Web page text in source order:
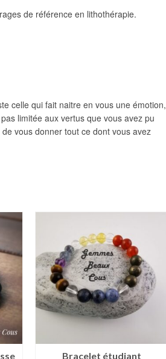
de référence en lithothérapie.
celle qui fait naitre en vous une émotion,
limitée aux vertus que vous avez pu
vous donner tout ce dont vous avez
Bracelet étudiant